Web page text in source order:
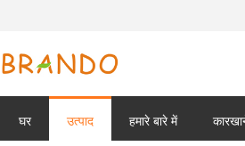
घर उत्पाद हमारे बारे में